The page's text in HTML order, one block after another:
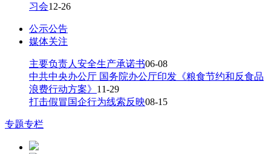
习会12-26
公示公告
媒体关注
主要负责人安全生产承诺书06-08
中共中央办公厅 国务院办公厅印发《粮食节约和反食品
浪费行动方案》 11-29
打击假冒国企行为线索反映08-15
专题专栏